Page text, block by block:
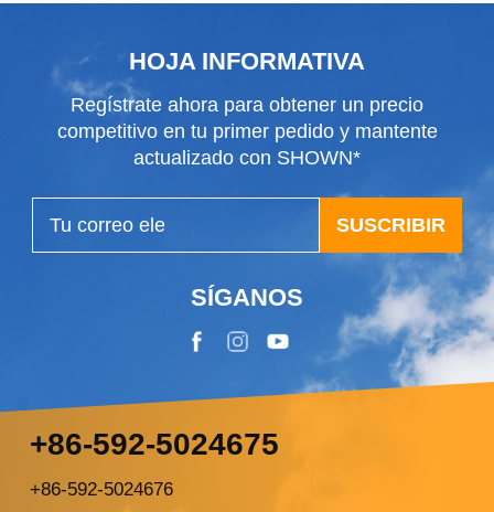
HOJA INFORMATIVA
Regístrate ahora para obtener un precio
competitivo en tu primer pedido y mantente
actualizado con SHOWN*
SUSCRIBIR
SÍGANOS
+86-592-5024675
+86-592-5024676